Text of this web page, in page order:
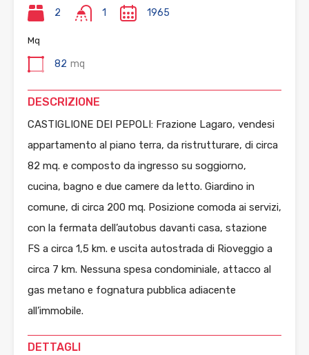
2 1 1965
Mq
82 mq
DESCRIZIONE
CASTIGLIONE DEI PEPOLI: Frazione Lagaro, vendesi
appartamento al piano terra, da ristrutturare, di circa
82 mq. e composto da ingresso su soggiorno,
cucina, bagno e due camere da letto. Giardino in
comune, di circa 200 mq. Posizione comoda ai servizi,
con la fermata dell’autobus davanti casa, stazione
FS a circa 1,5 km. e uscita autostrada di Rioveggio a
circa 7 km. Nessuna spesa condominiale, attacco al
gas metano e fognatura pubblica adiacente
all’immobile.
DETTAGLI